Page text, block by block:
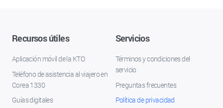
Recursos útiles
Aplicación móvil de la KTO
Teléfono de asistencia al viajero en
Corea 1330
Guías digitales
Servicios
Términos y condiciones del
servicio
Preguntas frecuentes
Política de privacidad